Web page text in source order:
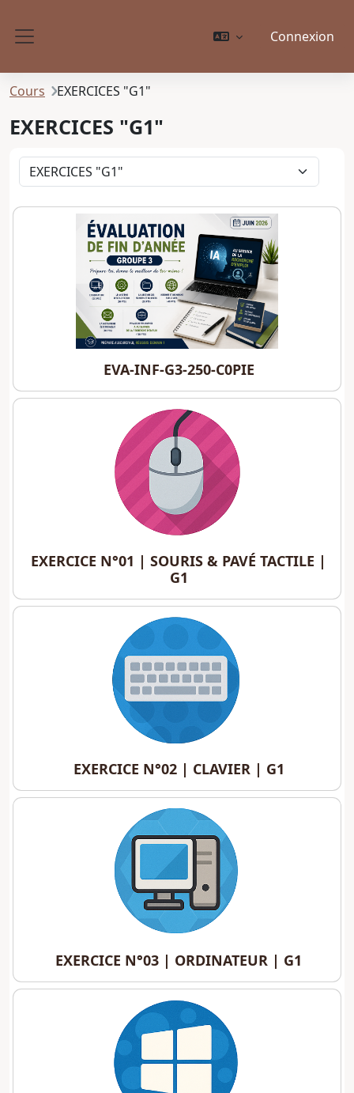
Connexion
Cours EXERCICES "G1"
EXERCICES "G1"
Catégories de cours
EVA-INF-G3-250-C0PIEEVA-INF-G3-250-C0PIE
EXERCICE N°01 | SOURIS & PAVÉ TACTILE | G1
EXERCICE N°01 | SOURIS & PAVÉ TACTILE |
G1
EXERCICE N°02 | CLAVIER | G1
EXERCICE N°02 | CLAVIER | G1
EXERCICE N°03 | ORDINATEUR | G1
EXERCICE N°03 | ORDINATEUR | G1